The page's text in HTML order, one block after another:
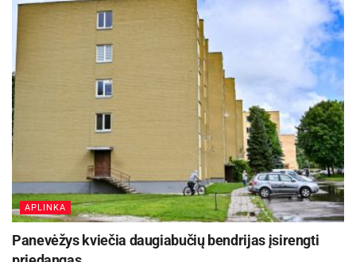
APLINKA
Panevėžys kviečia daugiabučių bendrijas įsirengti